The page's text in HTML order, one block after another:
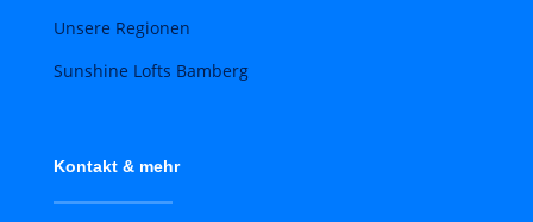
Unsere Regionen
Sunshine Lofts Bamberg
Kontakt & mehr